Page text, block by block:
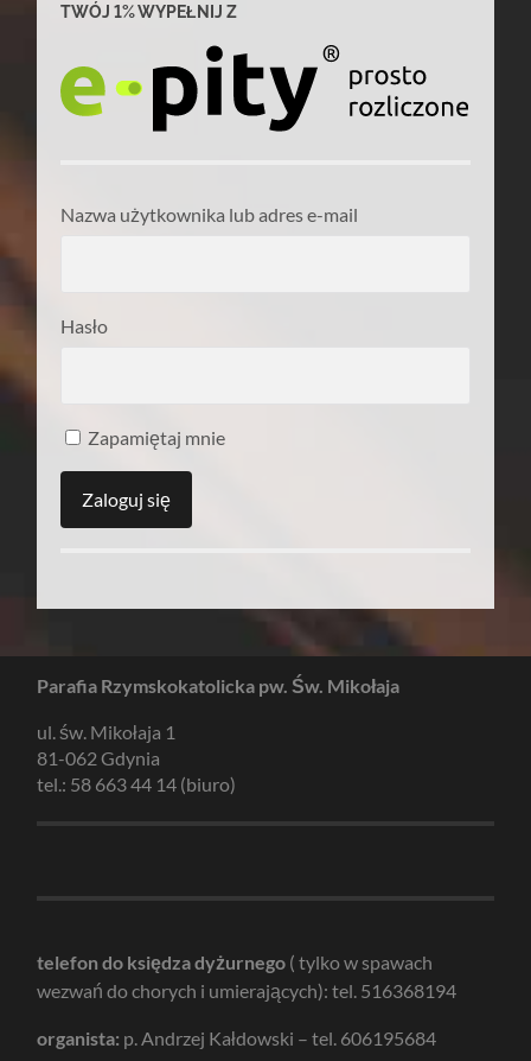
TWÓJ 1% WYPEŁNIJ Z
Nazwa użytkownika lub adres e-mail
Hasło
Zapamiętaj mnie
Parafia Rzymskokatolicka pw. Św. Mikołaja
ul. św. Mikołaja 1
81-062 Gdynia
tel.: 58 663 44 14 (biuro)
telefon do księdza dyżurnego ( tylko w spawach
wezwań do chorych i umierających): tel. 516368194
organista: p. Andrzej Kałdowski – tel. 606195684